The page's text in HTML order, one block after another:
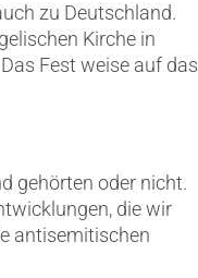
zu Deutschland.
Kirche in
Fest weise auf das
gehörten oder nicht.
die wir
antisemitischen